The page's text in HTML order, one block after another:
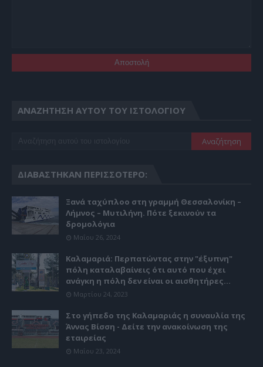
ΑΝΑΖΉΤΗΣΗ ΑΥΤΟΎ ΤΟΥ ΙΣΤΟΛΟΓΊΟΥ
ΔΙΑΒΆΣΤΗΚΑΝ ΠΕΡΙΣΣΌΤΕΡΟ:
Ξανά ταχύπλοο στη γραμμή Θεσσαλονίκη –
Λήμνος – Μυτιλήνη. Πότε ξεκινούν τα
δρομολόγια
Μαΐου 26, 2024
Καλαμαριά: Περπατώντας στην "έξυπνη"
πόλη καταλαβαίνεις ότι αυτό που έχει
ανάγκη η πόλη δεν είναι οι αισθητήρες...
Μαρτίου 24, 2023
Στο γήπεδο της Καλαμαριάς η συναυλία της
Άννας Βίσση - Δείτε την ανακοίνωση της
εταιρείας
Μαΐου 23, 2024